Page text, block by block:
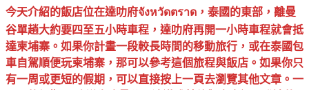
今天介紹的飯店位在達叻府จังหวัดตราด，泰國的東部，離曼
谷單趟大約要四至五小時車程，達叻府再開一小時車程就會抵
達柬埔寨。如果你計畫一段較長時間的移動旅行，或在泰國包
車自駕順便玩柬埔寨，那可以參考這個旅程與飯店。如果你只
有一周或更短的假期，可以直接按上一頁去瀏覽其他文章。一